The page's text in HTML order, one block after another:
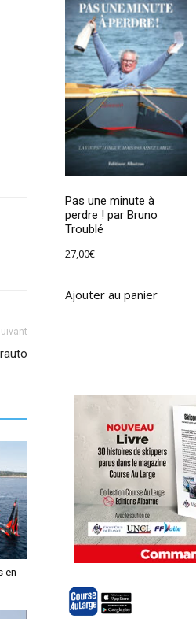
en
Pas une minute à
perdre ! par Bruno
Troublé
27,00€
Ajouter au panier